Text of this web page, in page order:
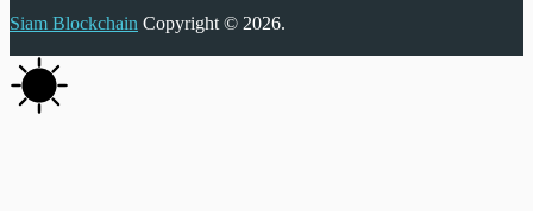
Siam Blockchain Copyright © 2026.